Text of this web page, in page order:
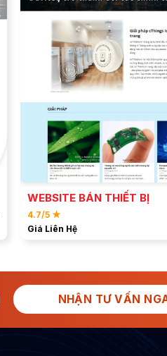
ĐẶT MẪU
XEM DEMO
WEBSITE BÁN THIẾT BỊ
4.7/5 ★
Giá Liên Hệ